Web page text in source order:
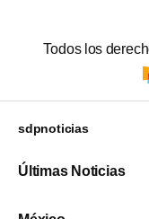
Todos los
sdpnoticias
Últimas Noticias